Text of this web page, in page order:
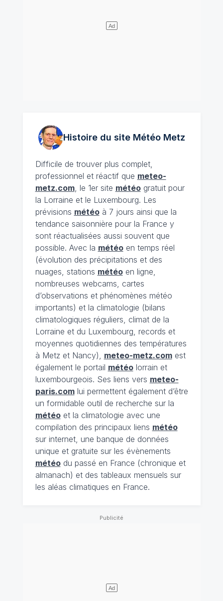
Histoire du site MétéoMetz
Difficile de trouver plus complet,
professionnel et réactif que meteo-
metz.com, le 1er site météogratuit pour
la Lorraine et le Luxembourg. Les
prévisions météoà 7 jours ainsi que la
tendance saisonnière pour la France y
sont réactualisées aussi souvent que
possible. Avec la météoen temps réel
(évolution des précipitations et des
nuages, stations météoen ligne,
nombreuses webcams, cartes
d’observations et phénomènes météo
importants) et la climatologie (bilans
climatologiques réguliers, climat de la
Lorraine et du Luxembourg, records et
moyennes quotidiennes des températures
à Metz et Nancy), meteo-metz.comest
également le portail météolorrain et
luxembourgeois. Ses liens vers meteo-
paris.comlui permettent également d’être
un formidable outil de recherche sur la
météoet la climatologie avec une
compilation des principaux liens météo
sur internet, une banque de données
unique et gratuite sur les évènements
météodu passé en France (chronique et
almanach) et des tableaux mensuels sur
les aléas climatiques en France.